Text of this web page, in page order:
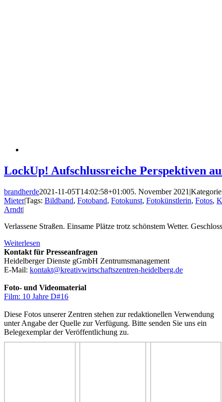
LockUp! Aufschlussreiche Perspektiven
brandherde2021-11-05T14:02:58+01:005. November 2021 |
Mieter|Tags: Bildband, Fotoband, Fotokunst, Fotokünstlerin, Fotos,
Arndt|
Verlassene Straßen. Einsame Plätze trotz schönstem Wetter.
Weiterlesen
Kontakt für Presseanfragen
Heidelberger Dienste gGmbH Zentrumsmanagement
E-Mail: kontakt@kreativwirtschaftszentren-heidelberg.de
Foto- und Videomaterial
Film: 10 Jahre D#16
Diese Fotos unserer Zentren stehen zur redaktionellen Verwendung
unter Angabe der Quelle zur Verfügung. Bitte senden Sie uns ein
Belegexemplar der Veröffentlichung zu.